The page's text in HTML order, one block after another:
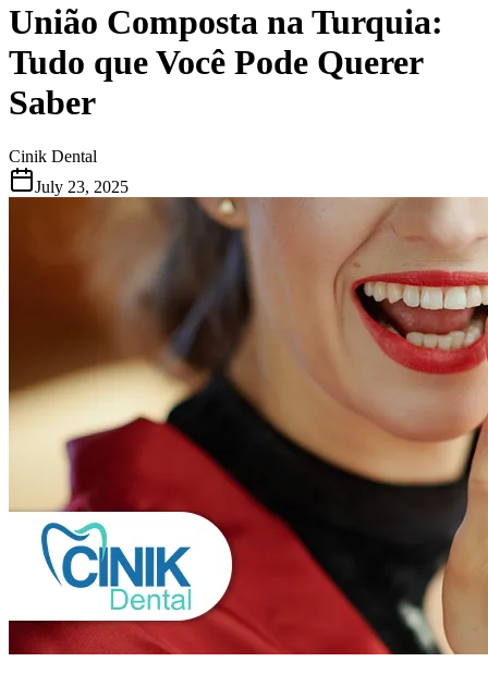
União Composta na Turquia:
Tudo que Você Pode Querer
Saber
Cinik Dental
July 23, 2025